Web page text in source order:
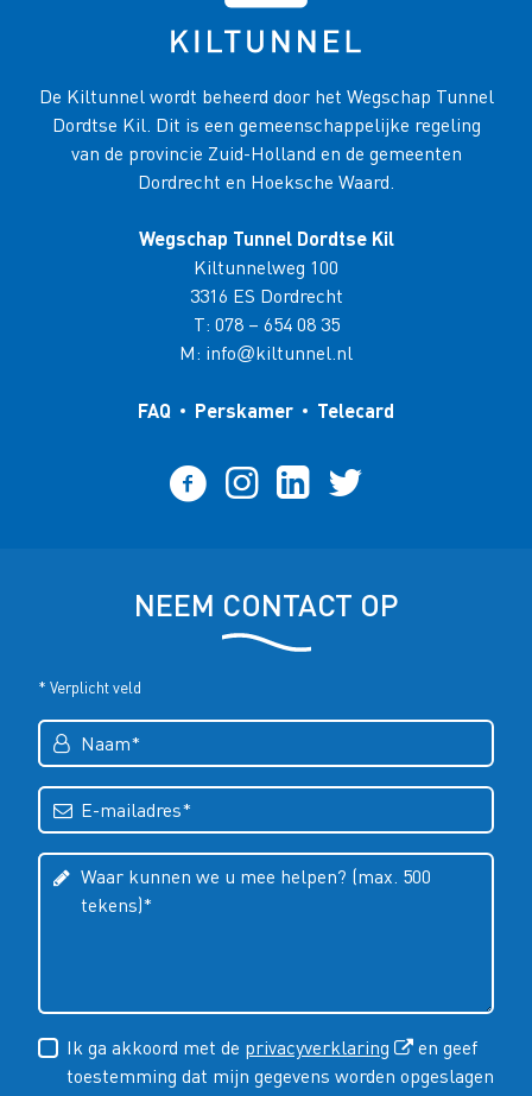
De Kiltunnel wordt beheerd door het Wegschap Tunnel
Dordtse Kil. Dit is een gemeenschappelijke regeling
van de provincie Zuid-Holland en de gemeenten
Dordrecht en Hoeksche Waard.
Wegschap Tunnel Dordtse Kil
Kiltunnelweg 100
3316 ES Dordrecht
T: 078 – 654 08 35
M: info@kiltunnel.nl
FAQ Perskamer Telecard
NEEM CONTACT OP
* Verplicht veld
Ik ga akkoord met de privacyverklaring
en geef
toestemming dat mijn gegevens worden opgeslagen